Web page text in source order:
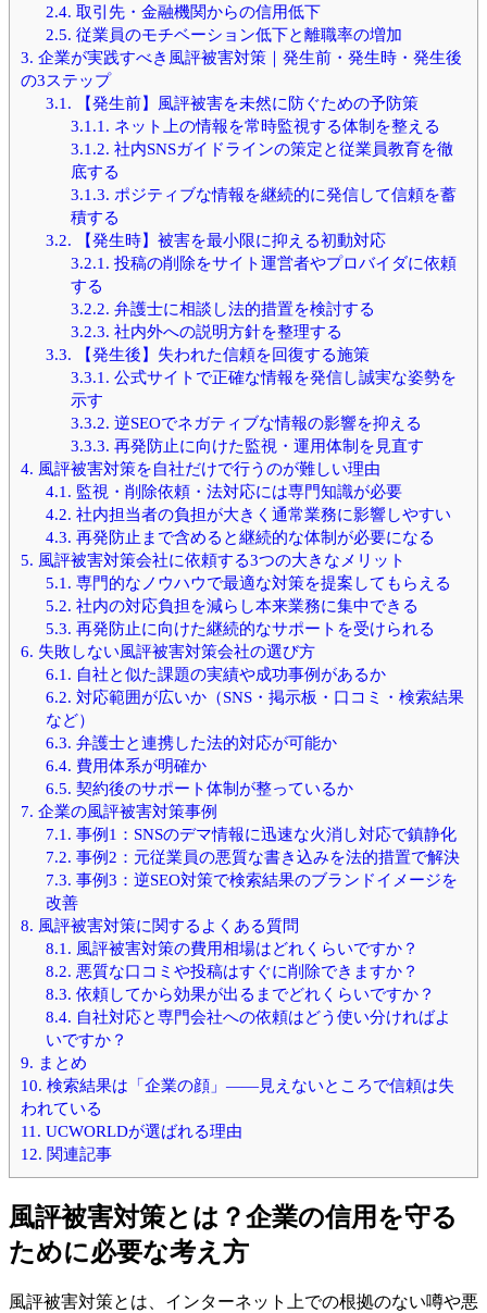
2.4. 取引先・金融機関からの信用低下
2.5. 従業員のモチベーション低下と離職率の増加
3. 企業が実践すべき風評被害対策｜発生前・発生時・発生後
の3ステップ
3.1. 【発生前】風評被害を未然に防ぐための予防策
3.1.1. ネット上の情報を常時監視する体制を整える
3.1.2. 社内SNSガイドラインの策定と従業員教育を徹
底する
3.1.3. ポジティブな情報を継続的に発信して信頼を蓄
積する
3.2. 【発生時】被害を最小限に抑える初動対応
3.2.1. 投稿の削除をサイト運営者やプロバイダに依頼
する
3.2.2. 弁護士に相談し法的措置を検討する
3.2.3. 社内外への説明方針を整理する
3.3. 【発生後】失われた信頼を回復する施策
3.3.1. 公式サイトで正確な情報を発信し誠実な姿勢を
示す
3.3.2. 逆SEOでネガティブな情報の影響を抑える
3.3.3. 再発防止に向けた監視・運用体制を見直す
4. 風評被害対策を自社だけで行うのが難しい理由
4.1. 監視・削除依頼・法対応には専門知識が必要
4.2. 社内担当者の負担が大きく通常業務に影響しやすい
4.3. 再発防止まで含めると継続的な体制が必要になる
5. 風評被害対策会社に依頼する3つの大きなメリット
5.1. 専門的なノウハウで最適な対策を提案してもらえる
5.2. 社内の対応負担を減らし本来業務に集中できる
5.3. 再発防止に向けた継続的なサポートを受けられる
6. 失敗しない風評被害対策会社の選び方
6.1. 自社と似た課題の実績や成功事例があるか
6.2. 対応範囲が広いか（SNS・掲示板・口コミ・検索結果
など）
6.3. 弁護士と連携した法的対応が可能か
6.4. 費用体系が明確か
6.5. 契約後のサポート体制が整っているか
7. 企業の風評被害対策事例
7.1. 事例1：SNSのデマ情報に迅速な火消し対応で鎮静化
7.2. 事例2：元従業員の悪質な書き込みを法的措置で解決
7.3. 事例3：逆SEO対策で検索結果のブランドイメージを
改善
8. 風評被害対策に関するよくある質問
8.1. 風評被害対策の費用相場はどれくらいですか？
8.2. 悪質な口コミや投稿はすぐに削除できますか？
8.3. 依頼してから効果が出るまでどれくらいですか？
8.4. 自社対応と専門会社への依頼はどう使い分ければよ
いですか？
9. まとめ
10. 検索結果は「企業の顔」——見えないところで信頼は失
われている
11. UCWORLDが選ばれる理由
12. 関連記事
風評被害対策とは？企業の信用を守る
ために必要な考え方
風評被害対策とは、インターネット上での根拠のない噂や悪